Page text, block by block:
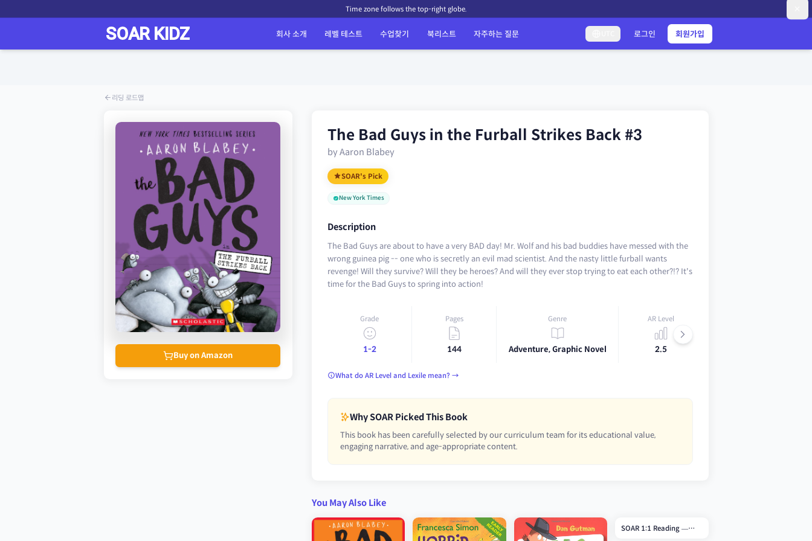
Time zone follows the top-right globe.
회사 소개 레벨 테스트 수업찾기 북리스트 자주하는 질문 로그인 회원가입
리딩 로드맵
Buy on Amazon
The Bad Guys in the Furball Strikes Back #3
by Aaron Blabey
SOAR's Pick
New York Times
Description
The Bad Guys are about to have a very BAD day! Mr. Wolf and his bad buddies have messed with the
wrong guinea pig -- one who is secretly an evil mad scientist. And the nasty little furball wants
revenge! Will they survive? Will they be heroes? And will they ever stop trying to eat each other?!? It's
time for the Bad Guys to spring into action!
Grade
1-2
Pages
144
Genre
Adventure, Graphic Novel
AR Level
2.5
What do AR Level and Lexile mean? →
Why SOAR Picked This Book
This book has been carefully selected by our curriculum team for its educational value,
engaging narrative, and age-appropriate content.
You May Also Like
SOAR 1:1 Reading —